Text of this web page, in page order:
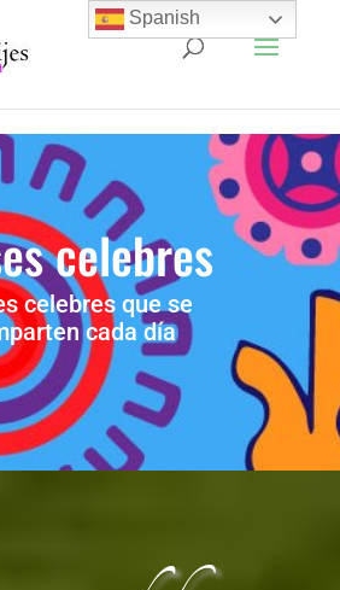
celebres
celebres que se
cada día
Spanish